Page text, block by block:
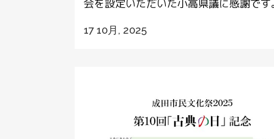
会を設定いただいた小高県議に感謝で
17 10月, 2025